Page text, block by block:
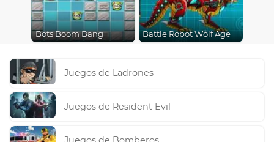
Bots Boom Bang Battle Robot Wolf Age
Juegos de Ladrones
Juegos de Resident Evil